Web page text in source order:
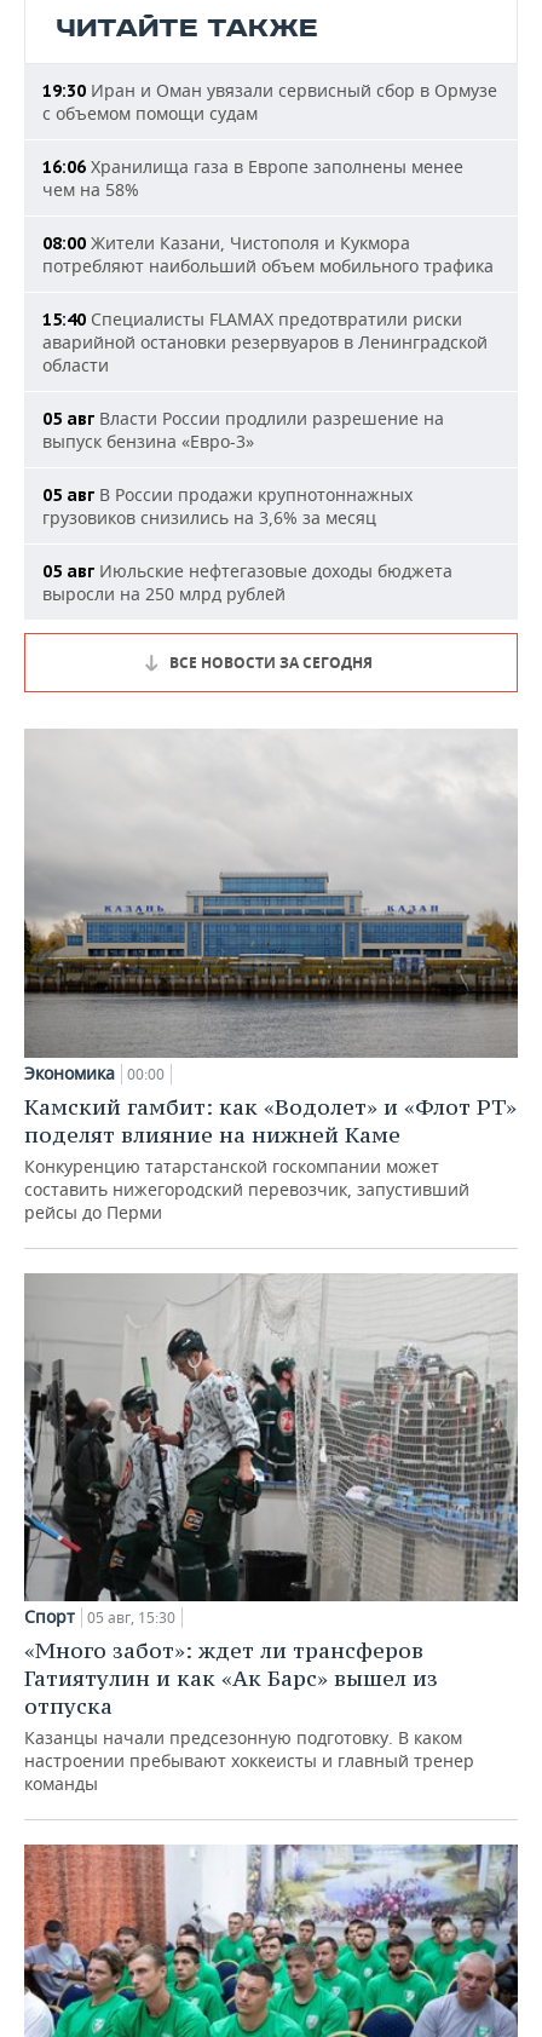
ЧИТАЙТЕ ТАКЖЕ
19:30 Иран и Оман увязали сервисный сбор в Ормузе
с объемом помощи судам
16:06 Хранилища газа в Европе заполнены менее
чем на 58%
08:00 Жители Казани, Чистополя и Кукмора
потребляют наибольший объем мобильного трафика
15:40 Специалисты FLAMAX предотвратили риски
аварийной остановки резервуаров в Ленинградской
области
05 авг Власти России продлили разрешение на
выпуск бензина «Евро-3»
05 авг В России продажи крупнотоннажных
грузовиков снизились на 3,6% за месяц
05 авг Июльские нефтегазовые доходы бюджета
выросли на 250 млрд рублей
ВСЕ НОВОСТИ ЗА СЕГОДНЯ
Экономика 00:00
Камский гамбит: как «Водолет» и «Флот РТ»
поделят влияние на нижней Каме
Конкуренцию татарстанской госкомпании может
составить нижегородский перевозчик, запустивший
рейсы до Перми
Спорт 05 авг, 15:30
«Много забот»: ждет ли трансферов
Гатиятулин и как «Ак Барс» вышел из
отпуска
Казанцы начали предсезонную подготовку. В каком
настроении пребывают хоккеисты и главный тренер
команды